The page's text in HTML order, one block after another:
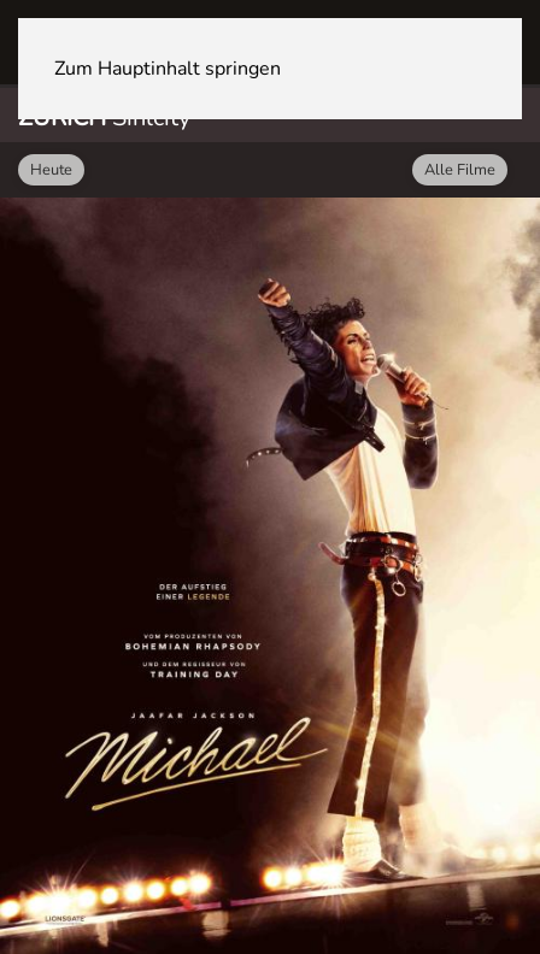
Zum Hauptinhalt springen
ZÜRICHSihlcity
Heute Alle Filme